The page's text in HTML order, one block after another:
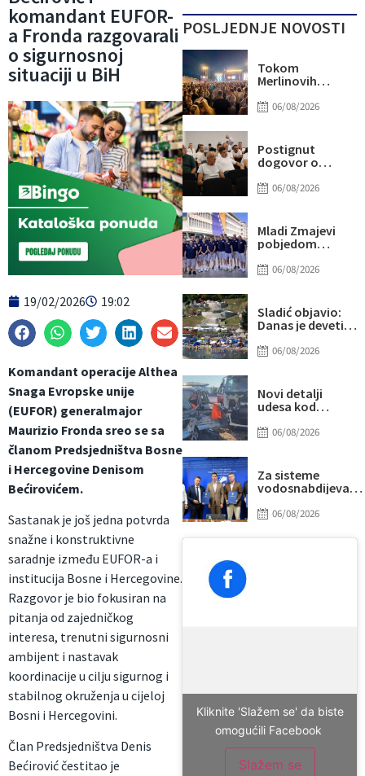
komandant EUFOR-
a Fronda razgovarali
o sigurnosnoj
situaciji u BiH
19/02/2026 19:02
Komandant operacije Althea
Snaga Evropske unije
(EUFOR) generalmajor
Maurizio Fronda sreo se sa
članom Predsjedništva Bosne
i Hercegovine Denisom
Bećirovićem.
Sastanak je još jedna potvrda
snažne i konstruktivne
saradnje između EUFOR-a i
institucija Bosne i Hercegovine.
Razgovor je bio fokusiran na
pitanja od zajedničkog
interesa, trenutni sigurnosni
ambijent i nastavak
koordinacije u cilju sigurnog i
stabilnog okruženja u cijeloj
Bosni i Hercegovini.
Član Predsjedništva Denis
Bećirović čestitao je
POSLJEDNJE NOVOSTI
Tokom
Merlinovih
gotovo 156
06/08/2026
Postignut
dogovor o
koracima za
otpuštenih
radnika
Komunalnog
06/08/2026
Mladi Zmajevi
pobjedom
poruku na
06/08/2026
Sladić objavio:
Danas je deveti
od 40 stepeni,
06/08/2026
Novi detalji
udesa kod
Preminuo
povrijeđenima i
beba
06/08/2026
Za sisteme
izdvojeno gotovo
06/08/2026
Kliknite 'Slažem se' da biste
omogućili Facebook
Slažem se